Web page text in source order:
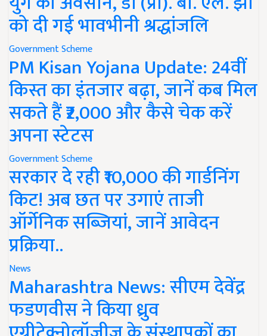
को दी गई भावभीनी श्रद्धांजलि
Government Scheme
PM Kisan Yojana Update: 24वीं
किस्त का इंतजार बढ़ा, जानें कब मिल
सकते हैं ₹2,000 और कैसे चेक करें
अपना स्टेटस
Government Scheme
सरकार दे रही ₹10,000 की गार्डनिंग
किट! अब छत पर उगाएं ताजी
ऑर्गेनिक सब्जियां, जानें आवेदन
प्रक्रिया..
News
Maharashtra News: सीएम देवेंद्र
फडणवीस ने किया ध्रुव